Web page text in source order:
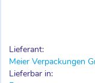
Lieferant:
Meier Verpackungen
Lieferbar in: